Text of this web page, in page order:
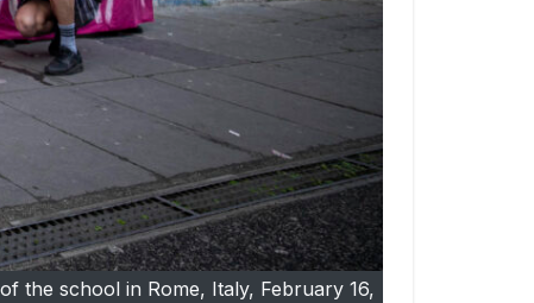
the school in Rome, Italy, February 16,